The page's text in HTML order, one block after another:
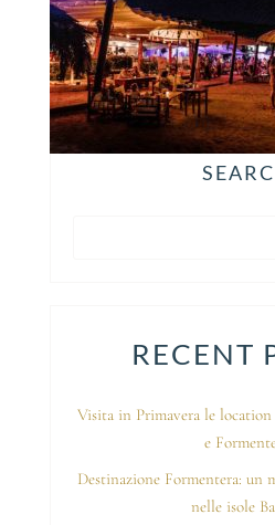
RECENT
Visita in Primavera le
e
Destinazione Formentera: un
nelle isole